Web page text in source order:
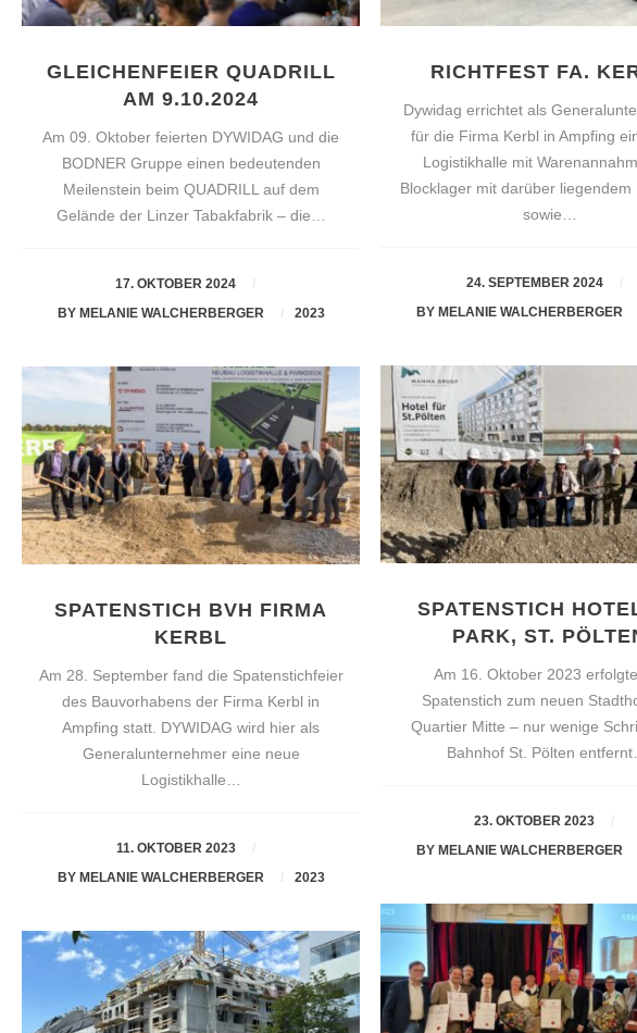
GLEICHENFEIER QUADRILL
AM 9.10.2024
Am 09. Oktober feierten DYWIDAG und die
BODNER Gruppe einen bedeutenden
Meilenstein beim QUADRILL auf dem
Gelände der Linzer Tabakfabrik – die…
17. OKTOBER 2024
BYMELANIE WALCHERBERGER 2023
RICHTFEST FA.
Dywidag errichtet als
für die Firma Kerbl in Ampfing
Logistikhalle mit
Blocklager mit darüber liegendem
sowie…
24. SEPTEMBER 2024
BYMELANIE WALCHERBERGER
SPATENSTICH
PARK, ST.
Am 16. Oktober 2023
Spatenstich zum neuen
Quartier Mitte – nur wenige
Bahnhof St. Pölten
23. OKTOBER 2023
BYMELANIE WALCHERBERGER
SPATENSTICH BVH FIRMA
KERBL
Am 28. September fand die Spatenstichfeier
des Bauvorhabens der Firma Kerbl in
Ampfing statt. DYWIDAG wird hier als
Generalunternehmer eine neue
Logistikhalle…
11. OKTOBER 2023
BYMELANIE WALCHERBERGER 2023